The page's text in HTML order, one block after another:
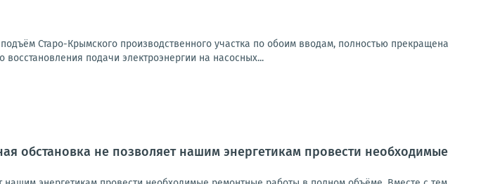
Старо-Крымского производственного участка по обоим вводам, полностью прекращена
подачи электроэнергии на насосных...
обстановка не позволяет нашим энергетикам провести необходимые